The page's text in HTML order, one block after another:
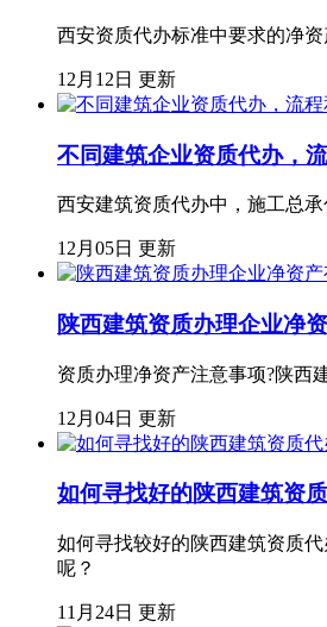
西安资质代办标准中要求的净
12月12日 更新
不同建筑企业资质代办，
西安建筑资质代办中，施工总
12月05日 更新
陕西建筑资质办理企业净
资质办理净资产注意事项?陕西
12月04日 更新
如何寻找好的陕西建筑资
如何寻找较好的陕西建筑资质
呢？
11月24日 更新